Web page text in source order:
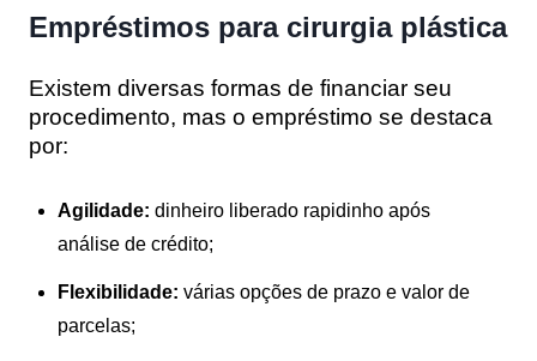
Empréstimos para cirurgia plástica
Existem diversas formas de financiar seu
procedimento, mas o empréstimo se destaca
por:
Agilidade: dinheiro liberado rapidinho após
análise de crédito;
Flexibilidade: várias opções de prazo e valor de
parcelas;